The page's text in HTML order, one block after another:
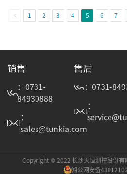
1 2 3 4 5 6 7
销售
：0731-
84930888
：
sales@tunkia.com
售后
：0731-
：
Copyright © 2022 长沙天恒测控股份有
湘公网安备